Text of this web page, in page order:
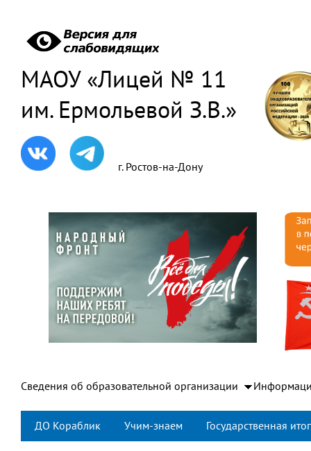
МАОУ «Лицей № 11
им. Ермольевой З.В.»
г. Ростов-на-Дону
Сведения об образовательной организации
ДО Кораблик Учим-знаем Государственная